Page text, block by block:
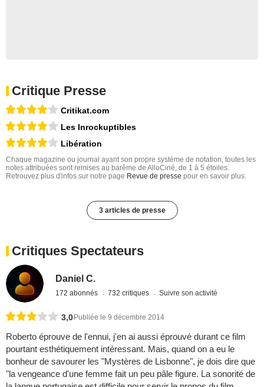
Critique Presse
Critikat.com
Les Inrockuptibles
Libération
Chaque magazine ou journal ayant son propre système de notation, toutes les
notes attribuées sont remises au barême de AlloCiné, de 1 à 5 étoiles.
Retrouvez plus d'infos sur notre page Revue de presse pour en savoir plus.
3 articles de presse
Critiques Spectateurs
Daniel C.
172 abonnés 732 critiques Suivre son activité
3,0 Publiée le 9 décembre 2014
Roberto éprouve de l'ennui, j'en ai aussi éprouvé durant ce film
pourtant esthétiquement intéressant. Mais, quand on a eu le
bonheur de savourer les "Mystères de Lisbonne", je dois dire que
"la vengeance d'une femme fait un peu pâle figure. La sonorité de